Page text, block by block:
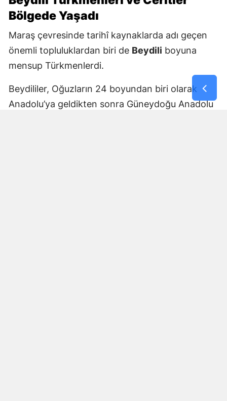
Bölgede Yaşadı
Maraş çevresinde tarihî kaynaklarda adı geçen
önemli topluluklardan biri de Beydili boyuna
mensup Türkmenlerdi.
Beydililer, Oğuzların 24 boyundan biri olarak
Anadolu’ya geldikten sonra Güneydoğu Anadolu